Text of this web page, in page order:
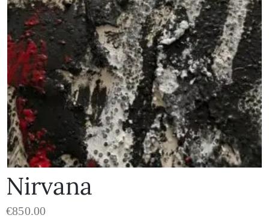
Nirvana
€850.00